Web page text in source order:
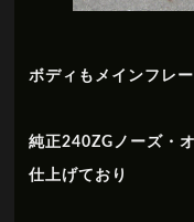
ボディもメインフレ
純正240ZGノーズ・
仕上げており